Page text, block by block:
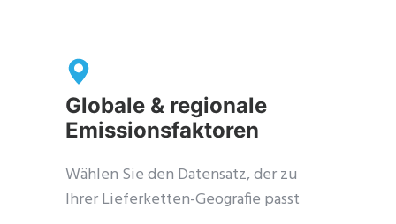
Globale & regionale
Emissionsfaktoren
Wählen Sie den Datensatz, der zu
Ihrer Lieferketten-Geografie passt